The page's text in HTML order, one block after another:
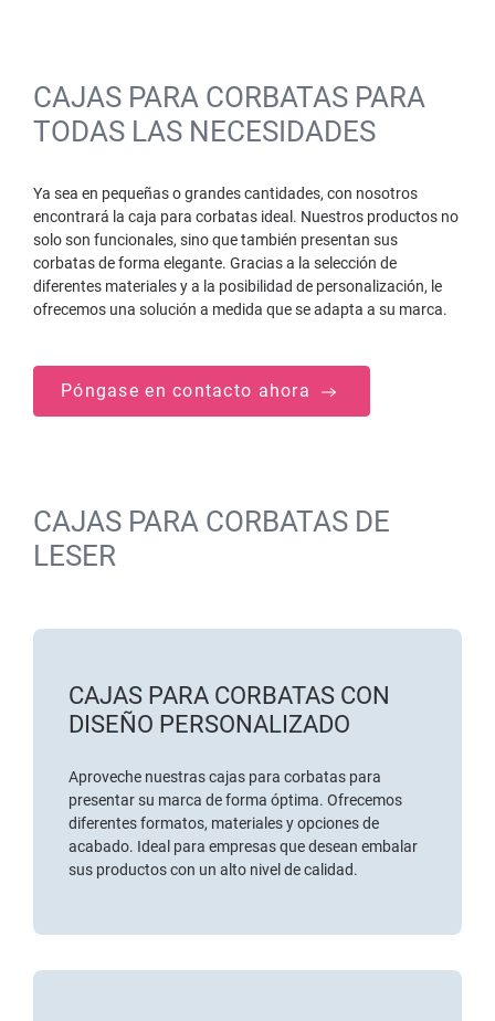
CAJAS PARA CORBATAS PARA
TODAS LAS NECESIDADES
Ya sea en pequeñas o grandes cantidades, con nosotros
encontrará la caja para corbatas ideal. Nuestros productos no
solo son funcionales, sino que también presentan sus
corbatas de forma elegante. Gracias a la selección de
diferentes materiales y a la posibilidad de personalización, le
ofrecemos una solución a medida que se adapta a su marca.
Póngase en contacto ahora
CAJAS PARA CORBATAS DE
LESER
CAJAS PARA CORBATAS CON
DISEÑO PERSONALIZADO
Aproveche nuestras cajas para corbatas para
presentar su marca de forma óptima. Ofrecemos
diferentes formatos, materiales y opciones de
acabado. Ideal para empresas que desean embalar
sus productos con un alto nivel de calidad.